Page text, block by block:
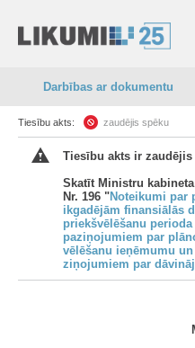
Darbības ar dokumentu
Tiesību akts: zaudējis spēku
Tiesību akts ir zaudējis
Skatīt Ministru
Nr. 196 "Noteikumi par
ikgadējām finansiālās
priekšvēlēšanu
paziņojumiem par
vēlēšanu ieņēmumu
ziņojumiem par